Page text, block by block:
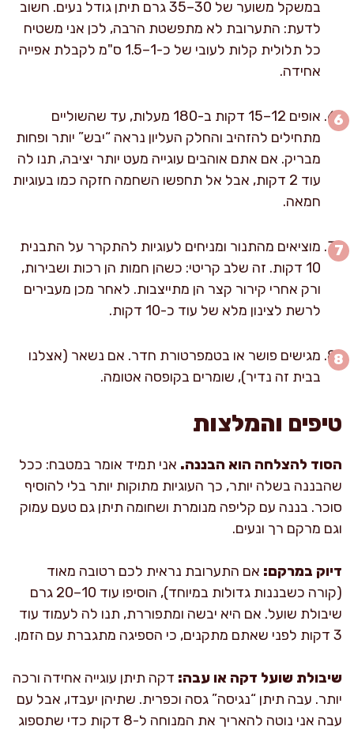
במשקל משוער של 30–35 גרם תיתן גודל נעים. חשוב
לדעת: התערובת לא מתפשטת הרבה, לכן אני משטיח
כל תלולית קלות לעובי של כ-1–1.5 ס"מ לקבלת אפייה
אחידה.
אופים 12–15 דקות ב-180 מעלות, עד שהשוליים
מתחילים להזהיב והחלק העליון נראה “יבש” יותר ופחות
מבריק. אם אתם אוהבים עוגייה מעט יותר יציבה, תנו לה
עוד 2 דקות, אבל אל תחפשו השחמה חזקה כמו בעוגיות
חמאה.
מוציאים מהתנור ומניחים לעוגיות להתקרר על התבנית
10 דקות. זה שלב קריטי: כשהן חמות הן רכות ושבירות,
ורק אחרי קירור קצר הן מתייצבות. לאחר מכן מעבירים
לרשת לצינון מלא של עוד כ-10 דקות.
מגישים פושר או בטמפרטורת חדר. אם נשאר (אצלנו
בבית זה נדיר), שומרים בקופסה אטומה.
טיפים והמלצות
הסוד להצלחה הוא הבננה. אני תמיד אומר במטבח: ככל
שהבננה בשלה יותר, כך העוגיות מתוקות יותר בלי להוסיף
סוכר. בננה עם קליפה מנומרת ושחומה תיתן גם טעם עמוק
וגם מרקם רך ונעים.
דיוק במרקם: אם התערובת נראית לכם רטובה מאוד
(קורה כשבננות גדולות במיוחד), הוסיפו עוד 10–20 גרם
שיבולת שועל. אם היא יבשה ומתפוררת, תנו לה לעמוד עוד
3 דקות לפני שאתם מתקנים, כי הספיגה מתגברת עם הזמן.
שיבולת שועל דקה או עבה: דקה תיתן עוגייה אחידה ורכה
יותר. עבה תיתן “נגיסה” גסה וכפרית. שתיהן יעבדו, אבל עם
עבה אני נוטה להאריך את המנוחה ל-8 דקות כדי שתספוג